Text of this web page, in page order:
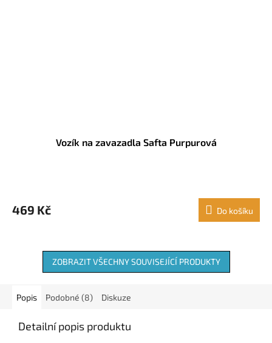
Vozík na zavazadla Safta Purpurová
469 Kč Do košíku
ZOBRAZIT VŠECHNY SOUVISEJÍCÍ PRODUKTY
Popis Podobné (8) Diskuze
Detailní popis produktu